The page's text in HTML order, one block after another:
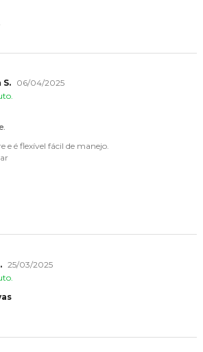
S.
06/04/2025
e é flexível fácil de manejo.
25/03/2025